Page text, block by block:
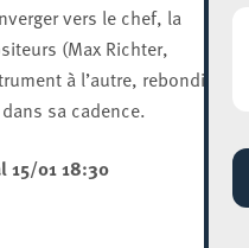
vers le chef, la
(Max Richter,
à l’autre, rebondit et
sa cadence.
15/01 18:30